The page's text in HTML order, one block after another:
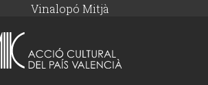
Vinalopó Mitjà